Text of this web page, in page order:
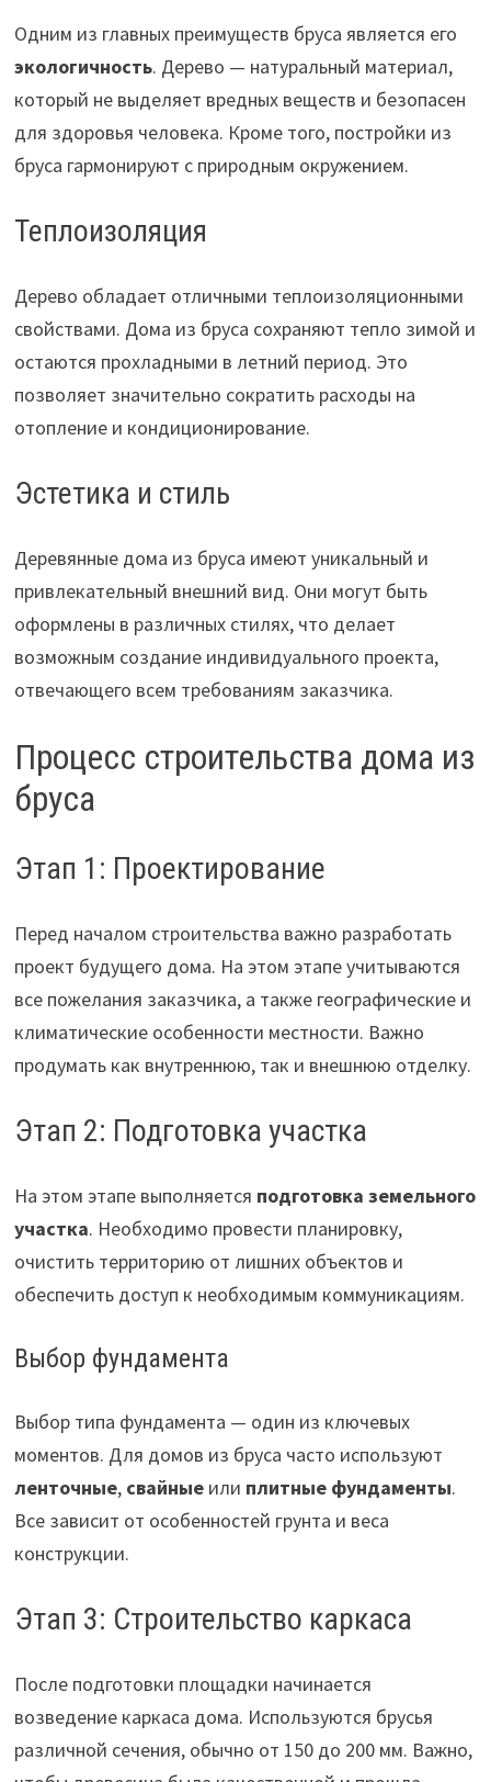
Одним из главных преимуществ бруса является его
экологичность. Дерево — натуральный материал,
который не выделяет вредных веществ и безопасен
для здоровья человека. Кроме того, постройки из
бруса гармонируют с природным окружением.
Теплоизоляция
Дерево обладает отличными теплоизоляционными
свойствами. Дома из бруса сохраняют тепло зимой и
остаются прохладными в летний период. Это
позволяет значительно сократить расходы на
отопление и кондиционирование.
Эстетика и стиль
Деревянные дома из бруса имеют уникальный и
привлекательный внешний вид. Они могут быть
оформлены в различных стилях, что делает
возможным создание индивидуального проекта,
отвечающего всем требованиям заказчика.
Процесс строительства дома из
бруса
Этап 1: Проектирование
Перед началом строительства важно разработать
проект будущего дома. На этом этапе учитываются
все пожелания заказчика, а также географические и
климатические особенности местности. Важно
продумать как внутреннюю, так и внешнюю отделку.
Этап 2: Подготовка участка
На этом этапе выполняется подготовка земельного
участка. Необходимо провести планировку,
очистить территорию от лишних объектов и
обеспечить доступ к необходимым коммуникациям.
Выбор фундамента
Выбор типа фундамента — один из ключевых
моментов. Для домов из бруса часто используют
ленточные, свайныеили плитные фундаменты.
Все зависит от особенностей грунта и веса
конструкции.
Этап 3: Строительство каркаса
После подготовки площадки начинается
возведение каркаса дома. Используются брусья
различной сечения, обычно от 150 до 200 мм. Важно,